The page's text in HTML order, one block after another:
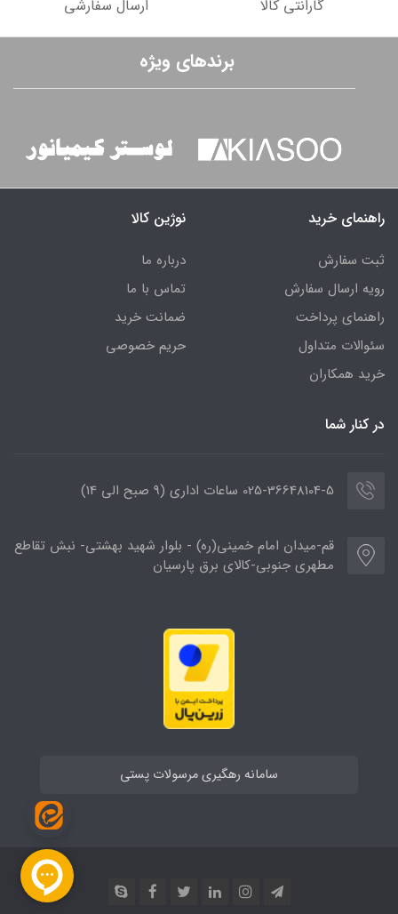
گارانتی کالا ارسال سفارشی
برندهای ویژه
راهنمای خرید
ثبت سفارش
رویه ارسال سفارش
راهنمای پرداخت
سئوالات متداول
خرید همکاران
نوژین کالا
درباره ما
تماس با ما
ضمانت خرید
حریم خصوصی
در کنار شما
025-36648104-5 ساعات اداری (9 صبح الی 14)
قم-میدان امام خمینی(ره) - بلوار شهید بهشتی- نبش تقاطع
مطهری جنوبی-کالای برق پارسیان
سامانه رهگیری مرسولات پستی